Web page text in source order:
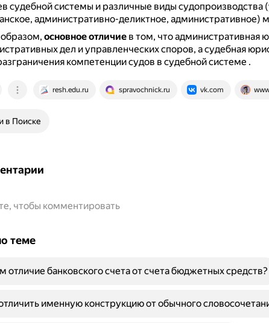
судебной системы и различные виды судопроизводства
административно-деликтное, административное)
основное отличиев том, что административная
дел и управленческих споров, а судебная
компетенции судов в судебной системе .
resh.edu.ru spravochnick.ru vk.com
в Поиске
чтобы комментировать
теме
отличие банковского счета от счета бюджетных средств?
именную конструкцию от обычного